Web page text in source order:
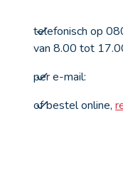
telefonisch op
van 8.00 tot
per e-mail:
of bestel online,